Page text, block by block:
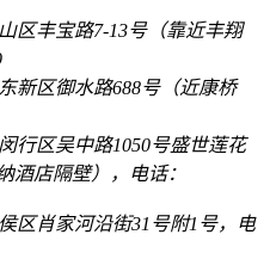
区丰宝路7-13号（靠近丰翔
新区御水路688号（近康桥
行区吴中路1050号盛世莲花
酒店隔壁），电话：
区肖家河沿街31号附1号，电